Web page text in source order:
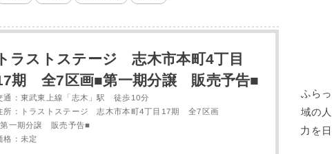
ラストステージ 志木市本町4丁目
期 全7区画■第一期分譲 販売予告■
通：東武東上線「志木」駅 徒歩10分
所：トラストステージ 志木市本町4丁目17期 全7区画
一期分譲 販売予告■
格：未定
ふら
域の
力を